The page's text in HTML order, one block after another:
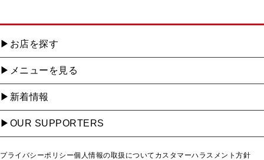
お店を探す
メニューを見る
新着情報
OUR SUPPORTERS
プライバシーポリシー個人情報の取扱について カスタマーハラスメント方針